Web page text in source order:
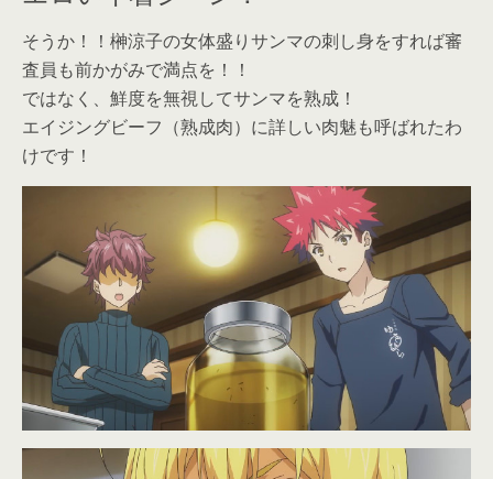
そうか！！榊涼子の女体盛りサンマの刺し身をすれば審
査員も前かがみで満点を！！
ではなく、鮮度を無視してサンマを熟成！
エイジングビーフ（熟成肉）に詳しい肉魅も呼ばれたわ
けです！